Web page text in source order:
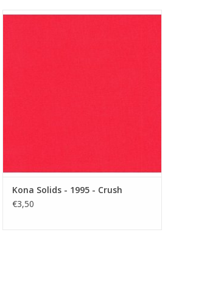
effen roze rode stof
Kona Solids - 1995 - Crush
€3,50